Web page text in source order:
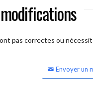
pas correctes ou
Envoyer un